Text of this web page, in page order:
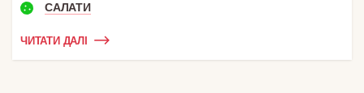
САЛАТИ
ЧИТАТИ ДАЛІ